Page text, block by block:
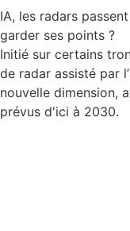
IA, les radars
garder ses points ?
Initié sur certains
de radar assisté par
nouvelle dimension,
prévus d'ici à 2030.